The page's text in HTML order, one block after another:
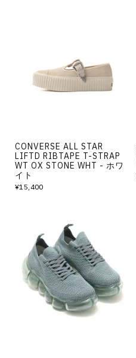
CONVERSE ALL STAR
LIFTD RIBTAPE T-STRAP
WT OX STONE WHT - ホワ
イト
¥15,400